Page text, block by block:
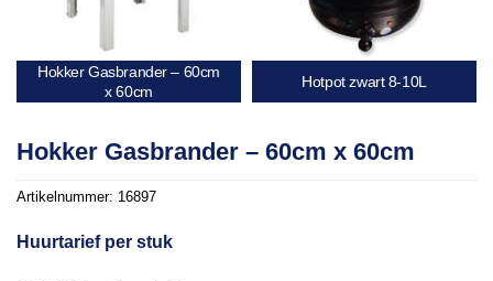
Hokker Gasbrander – 60cm
x 60cm
Hotpot zwart 8-10L
Hokker Gasbrander – 60cm x 60cm
Artikelnummer: 16897
Huurtarief per stuk